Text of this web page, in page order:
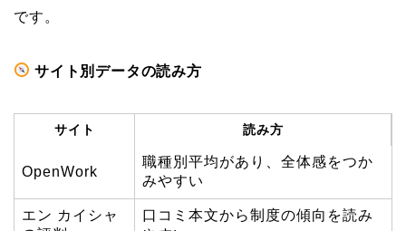
です。
サイト別データの読み方
サイト 読み方
OpenWork
職種別平均があり、全体感をつか
みやすい
エン カイシャ
口コミ本文から制度の傾向を読み